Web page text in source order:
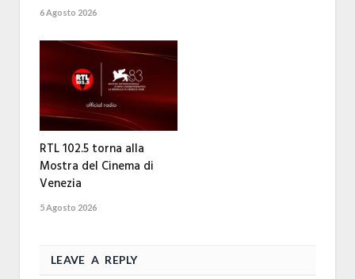
6 Agosto 2026
RTL 102.5 torna alla
Mostra del Cinema di
Venezia
5 Agosto 2026
LEAVE A REPLY